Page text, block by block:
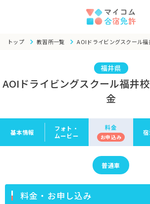
トップ 教習所一覧 AOIドライビングスクール福
福井県
AOIドライビングスクール福井
金
基本情報
フォト・
ムービー
料金
お申込み
普通車
料金・お申し込み